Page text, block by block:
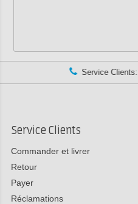
Service Clients:
Service Clients
Commander et livrer
Retour
Payer
Réclamations